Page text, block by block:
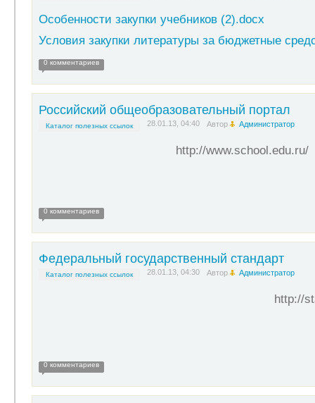
Особенности закупки учебников (2).docx
Условия закупки литературы за бюджетные
0 комментариев
Российский общеобразовательный портал
Каталог полезных ссылок 28.01.13, 04:40 Автор Администратор
http://www.school.edu.ru/
0 комментариев
Федеральный государственный стандарт
Каталог полезных ссылок 28.01.13, 04:30 Автор Администратор
http://
0 комментариев